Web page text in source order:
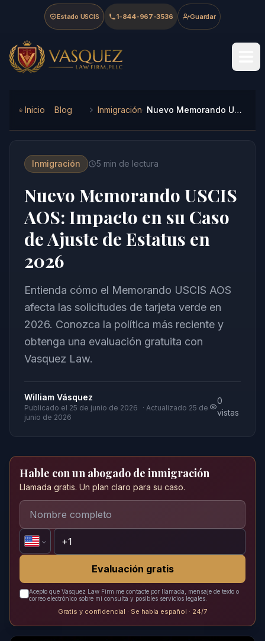
Skip to main content
Skip to navigation
Skip to footer
Estado USCIS 1-844-967-3536 Guardar
Vasquez Law Firm - Home
Inicio Blog Inmigración Nuevo Memorando USCIS AOS: Impacto en su Caso de Ajuste de Estatus en 2026
Inmigración 5 min de lectura
Nuevo Memorando USCIS
AOS: Impacto en su Caso
de Ajuste de Estatus en
2026
Entienda cómo el Memorando USCIS AOS
afecta las solicitudes de tarjeta verde en
2026. Conozca la política más reciente y
obtenga una evaluación gratuita con
Vasquez Law.
William Vásquez
Publicado el 25 de junio de 2026 · Actualizado 25 de
junio de 2026
0
vistas
Hable con un abogado de inmigración
Llamada gratis. Un plan claro para su caso.
Evaluación gratis
Acepto que Vasquez Law Firm me contacte por llamada, mensaje de texto o
correo electrónico sobre mi consulta y posibles servicios legales.
Gratis y confidencial · Se habla español · 24/7